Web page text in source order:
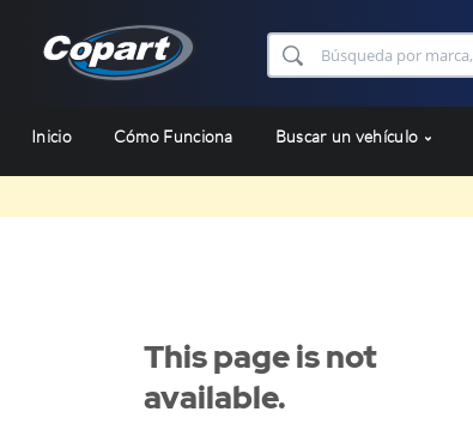
Inicio Cómo Funciona Buscar un vehículo
This page is not
available.